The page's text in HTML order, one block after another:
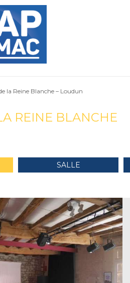
la Reine Blanche – Loudun
REINE BLANCHE
SALLE